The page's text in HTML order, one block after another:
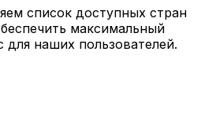
список доступных стран
максимальный
наших пользователей.